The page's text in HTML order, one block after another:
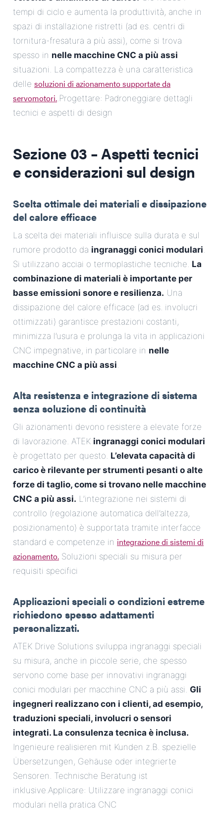
tempi di ciclo e aumenta la produttività, anche in
spazi di installazione ristretti (ad es. centri di
tornitura-fresatura a più assi), come si trova
spesso in nelle macchine CNC a più assi
situazioni. La compattezza è una caratteristica
delle soluzioni di azionamento supportate da
servomotori..Progettare: Padroneggiare dettagli
tecnici e aspetti di design
Sezione 03 – Aspetti tecnici
e considerazioni sul design
Scelta ottimale dei materiali e dissipazione
del calore efficace
La scelta dei materiali influisce sulla durata e sul
rumore prodotto da ingranaggi conici modulari.
Si utilizzano acciai o termoplastiche tecniche. La
combinazione di materiali è importante per
basse emissioni sonore e resilienza. Una
dissipazione del calore efficace (ad es. involucri
ottimizzati) garantisce prestazioni costanti,
minimizza l’usura e prolunga la vita in applicazioni
CNC impegnative, in particolare in nelle
macchine CNC a più assi.
Alta resistenza e integrazione di sistema
senza soluzione di continuità
Gli azionamenti devono resistere a elevate forze
di lavorazione. ATEK ingranaggi conici modulari
è progettato per questo. L’elevata capacità di
carico è rilevante per strumenti pesanti o alte
forze di taglio, come si trovano nelle macchine
CNC a più assi. L’integrazione nei sistemi di
controllo (regolazione automatica dell’altezza,
posizionamento) è supportata tramite interfacce
standard e competenze in integrazione di sistemi di
azionamento. Soluzioni speciali su misura per
requisiti specifici
Applicazioni speciali o condizioni estreme
richiedono spesso adattamenti
personalizzati.
ATEK Drive Solutions sviluppa ingranaggi speciali
su misura, anche in piccole serie, che spesso
servono come base per innovativi ingranaggi
conici modulari per macchine CNC a più assi. Gli
ingegneri realizzano con i clienti, ad esempio,
traduzioni speciali, involucri o sensori
integrati. La consulenza tecnica è inclusa.
Ingenieure realisieren mit Kunden z.B. spezielle
Übersetzungen, Gehäuse oder integrierte
Sensoren. Technische Beratung ist
inklusive.Applicare: Utilizzare ingranaggi conici
modulari nella pratica CNC